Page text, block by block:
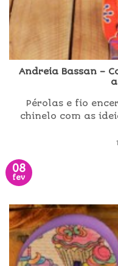
Andreia Bassan –
Pérolas e fio
chinelo com as
08
fev